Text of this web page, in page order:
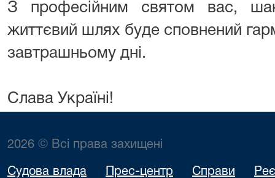
З професійним святом вас,
життєвий шлях буде сповнений
завтрашньому дні.
Слава Україні!
2026 © Всі права захищені
Судова влада Прес-центр Справи